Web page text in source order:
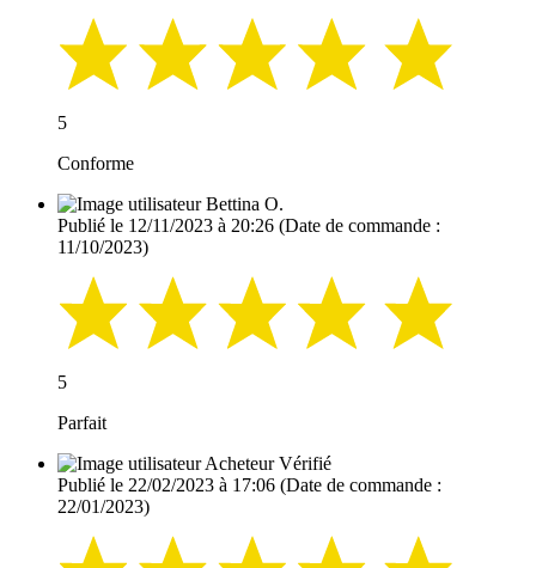
5
Conforme
Bettina O.
Publié le 12/11/2023 à 20:26 (Date de commande :
11/10/2023)
5
Parfait
Acheteur Vérifié
Publié le 22/02/2023 à 17:06 (Date de commande :
22/01/2023)